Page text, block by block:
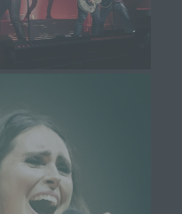
Server verwenden
eine sogenannte
und
zugeordnet
gespeichert
besuchten
individuellen
von anderen